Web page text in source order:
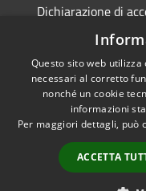
Dichiarazione di
Accessibilità
Privacy
Mappa del sito
Questo sito web
necessari al corretto
nonché un cookie
informazioni
Per maggiori dettagli, può
ACCETTA